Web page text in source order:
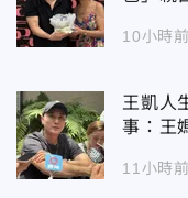
10小時前
王凱人
事：王
11小時前